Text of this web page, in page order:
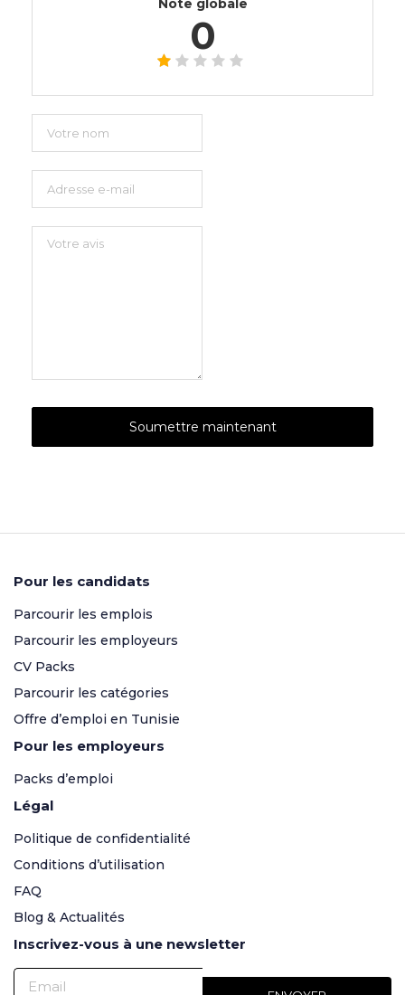
Note globale
0
Pour les candidats
Parcourir les emplois
Parcourir les employeurs
CV Packs
Parcourir les catégories
Offre d’emploi en Tunisie
Pour les employeurs
Packs d’emploi
Légal
Politique de confidentialité
Conditions d’utilisation
FAQ
Blog & Actualités
Inscrivez-vous à une newsletter